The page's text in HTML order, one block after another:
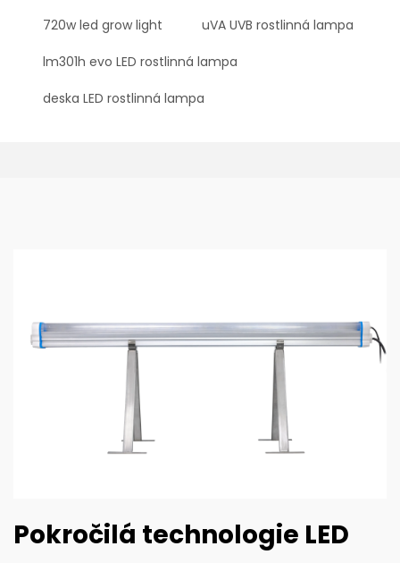
720w led grow light uVA UVB rostlinná lampa
lm301h evo LED rostlinná lampa
deska LED rostlinná lampa
Pokročilá technologie LED